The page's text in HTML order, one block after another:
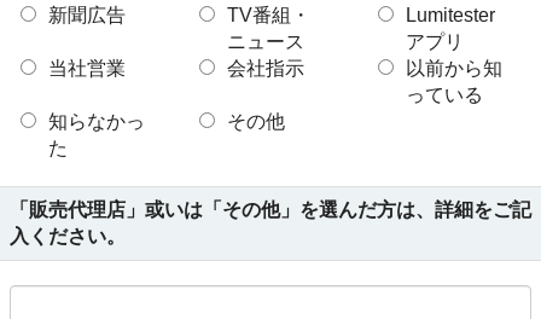
新聞広告
TV番組・
ニュース
Lumitester
アプリ
当社営業
会社指示
以前から知
っている
知らなかっ
た
その他
「販売代理店」或いは「その他」を選んだ方は、詳細をご記
入ください。